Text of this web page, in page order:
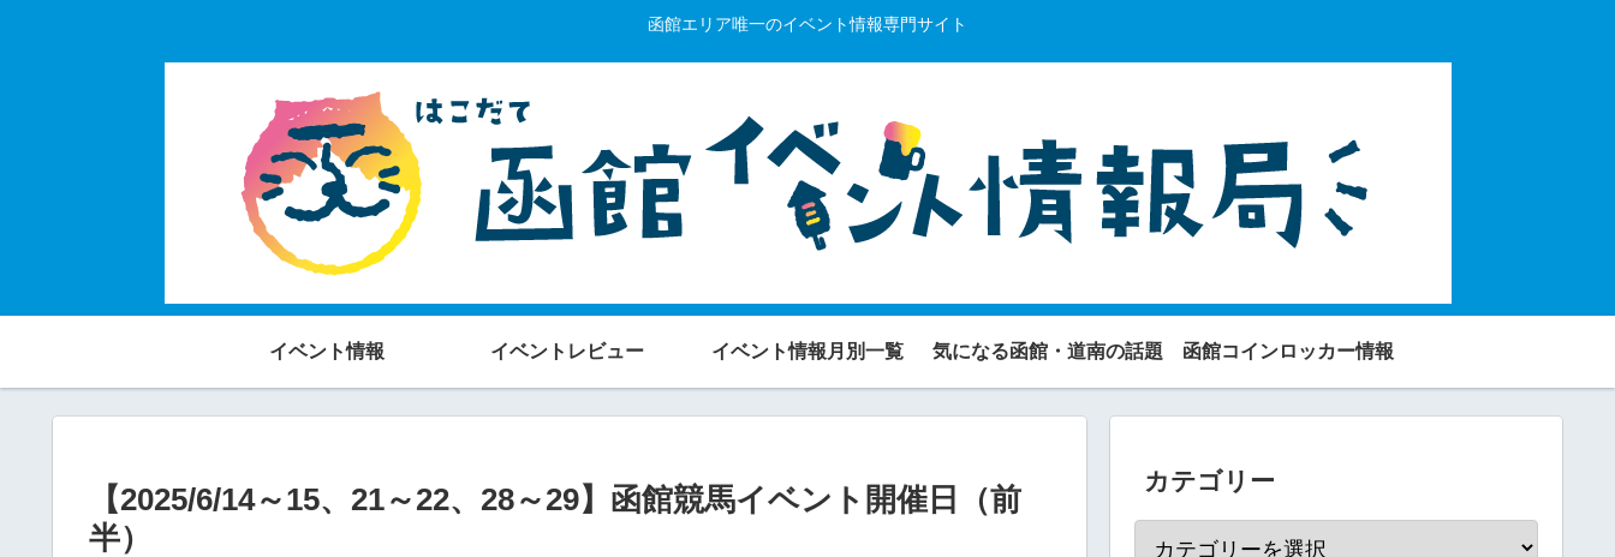
函館エリア唯一のイベント情報専門サイト
イベント情報 イベントレビュー イベント情報月別一覧 気になる函館・道南の話題 函館コインロッカー情報
【2025/6/14～15、21～22、28～29】函館競馬イベント開催日（前
半）
カテゴリー